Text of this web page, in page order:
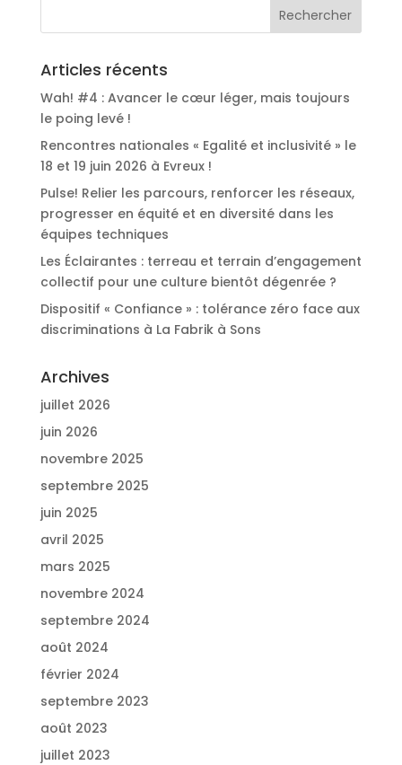
Articles récents
Wah! #4 : Avancer le cœur léger, mais toujours
le poing levé !
Rencontres nationales « Egalité et inclusivité » le
18 et 19 juin 2026 à Evreux !
Pulse! Relier les parcours, renforcer les réseaux,
progresser en équité et en diversité dans les
équipes techniques
Les Éclairantes : terreau et terrain d’engagement
collectif pour une culture bientôt dégenrée ?
Dispositif « Confiance » : tolérance zéro face aux
discriminations à La Fabrik à Sons
Archives
juillet 2026
juin 2026
novembre 2025
septembre 2025
juin 2025
avril 2025
mars 2025
novembre 2024
septembre 2024
août 2024
février 2024
septembre 2023
août 2023
juillet 2023